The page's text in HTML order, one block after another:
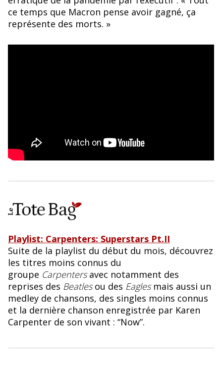
ce temps que Macron pense avoir gagné, ça
représente des morts. »
Playlist: Carpenters: Superstars Pt.II
Suite de la playlist du début du mois, découvrez
les titres moins connus du
groupe Carpentersavec notamment des
reprises des Beatlesou des Eaglesmais aussi un
medley de chansons, des singles moins connus
et la dernière chanson enregistrée par Karen
Carpenter de son vivant : “Now”.